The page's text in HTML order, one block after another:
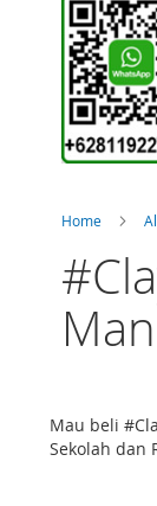
Home
Mau beli
Sekolah dan